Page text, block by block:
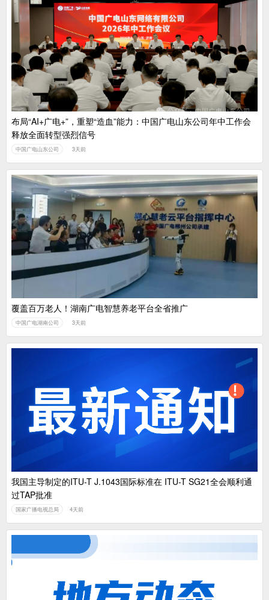
布局“AI+广电+”，重塑“造血”能力：中国广电山东公司年中工作会
释放全面转型强烈信号
中国广电山东公司 3天前
覆盖百万老人！湖南广电智慧养老平台全省推广
中国广电湖南公司 3天前
我国主导制定的ITU-T J.1043国际标准在 ITU-T SG21全会顺利通
过TAP批准
国家广播电视总局 4天前